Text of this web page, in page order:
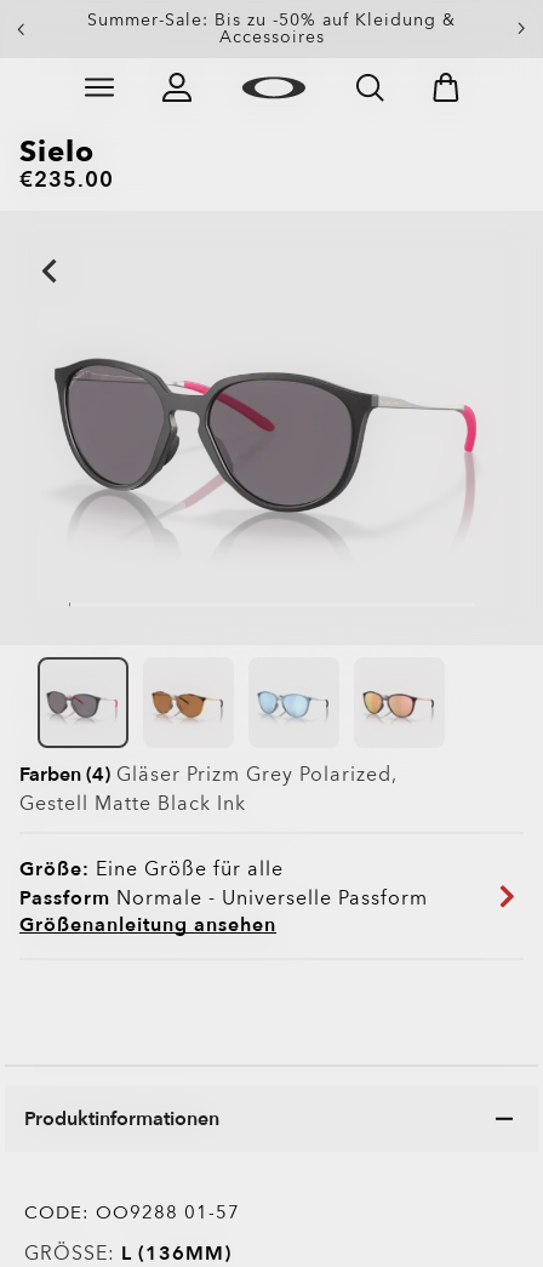
Summer-Sale: Bis zu -50% auf Kleidung &
Accessoires
Erhalte 20 % Rabatt auf Ersatzgläser beim Kauf einer
Sonnenbrille
Slide 3 of 3. Erhalte 20 % Rabatt auf Ersatzgläser
Sielo
€235.00
Farben (4) Gläser Prizm Grey Polarized,
Gestell Matte Black Ink
Größe: Eine Größe für alle
Passform Normale - Universelle Passform
Größenanleitung ansehen
Produktinformationen
CODE: OO9288 01-57
GRÖSSE: L (136MM)